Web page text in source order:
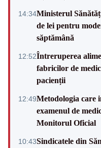
14:34Ministerul
de lei pentru
săptămână
12:52Întreruperea
fabricilor de
pacienții
12:49Metodologia care
examenul de
Monitorul Oficial
10:43Sindicatele din